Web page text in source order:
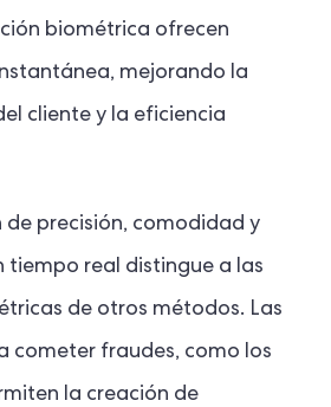
biométrica ofrecen
mejorando la
cliente y la eficiencia
de precisión, comodidad y
tiempo real distingue a las
de otros métodos. Las
cometer fraudes, como los
la creación de